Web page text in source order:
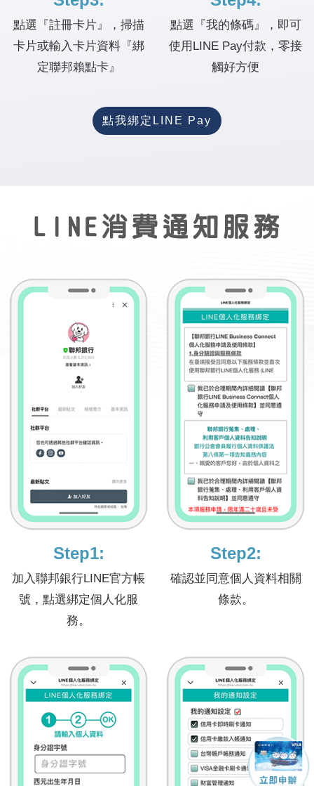
點選『註冊卡片』，掃描
卡片或輸入卡片資料『綁
定聯邦賴點卡』
點選『我的條碼』，即可
使用 LINE Pay付款，零接
觸好方便
點我綁定LINE Pay
Step1:
加入聯邦銀行LINE官方帳
號，點選綁定個人化服
務。
Step2:
確認並同意個人資料相關
條款。